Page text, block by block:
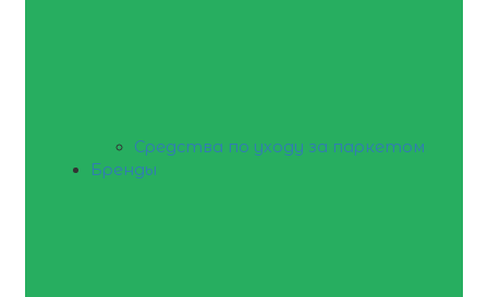
Средства по уходу за паркетом
Бренды